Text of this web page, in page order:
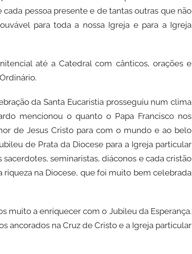
pessoa presente e de tantas outras que não
para toda a nossa Igreja e para a Igreja
até a Catedral com cânticos, orações e
da Santa Eucaristia prosseguiu num clima
mencionou o quanto o Papa Francisco nos
de Jesus Cristo para com o mundo e ao belo
de Prata da Diocese para a Igreja particular
seminaristas, diáconos e cada cristão
na Diocese, que foi muito bem celebrada
muito a enriquecer com o Jubileu da Esperança.
ancorados na Cruz de Cristo e a Igreja particular